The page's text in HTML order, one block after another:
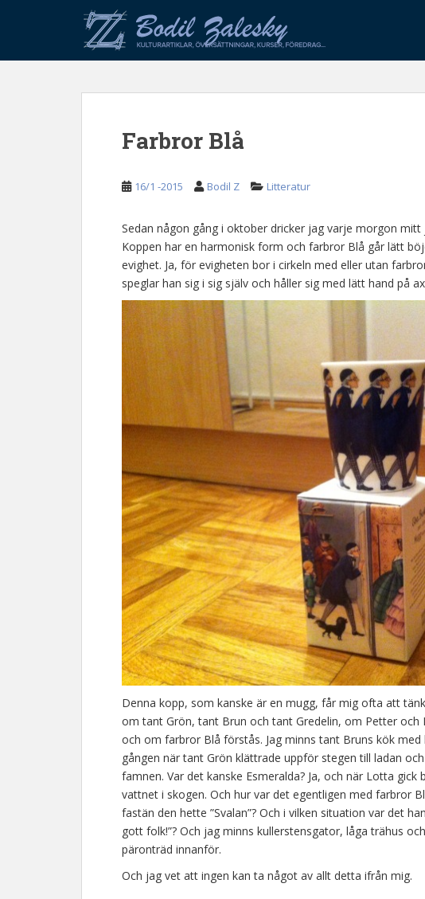
p
Farbror Blå
16/1 -2015 Bodil Z Litteratur
Sedan någon gång i oktober dricker jag varje morgon
Koppen har en harmonisk form och farbror Blå går lätt
evighet. Ja, för evigheten bor i cirkeln med eller utan
speglar han sig i sig själv och håller sig med lätt hand på
Denna kopp, som kanske är en mugg, får mig ofta att
om tant Grön, tant Brun och tant Gredelin, om Petter och
och om farbror Blå förstås. Jag minns tant Bruns kök
gången när tant Grön klättrade uppför stegen till ladan
famnen. Var det kanske Esmeralda? Ja, och när Lotta
vattnet i skogen. Och hur var det egentligen med farbror
fastän den hette ”Svalan”? Och i vilken situation var det
gott folk!”? Och jag minns kullerstensgator, låga trähus
päronträd innanför.
Och jag vet att ingen kan ta något av allt detta ifrån mig.